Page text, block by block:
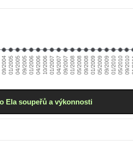
09/200401/200504/200509/200501/200604/200610/200601/200704/200709/200701/200805/200809/200801/200905/200909/200901/201005/201009/2010
Ela soupeřů a výkonnosti